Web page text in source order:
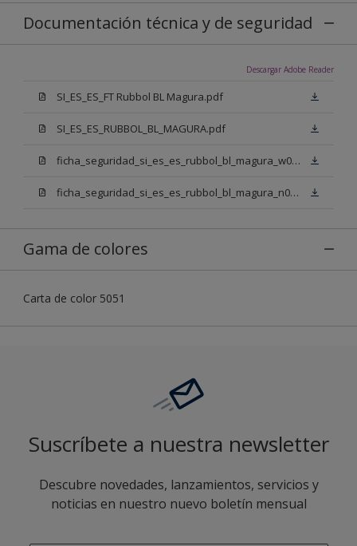
Documentación técnica y de seguridad
Descargar Adobe Reader
SI_ES_ES_FT Rubbol BL Magura.pdf
SI_ES_ES_RUBBOL_BL_MAGURA.pdf
ficha_seguridad_si_es_es_rubbol_bl_magura_w05.pdf
ficha_seguridad_si_es_es_rubbol_bl_magura_n00.pdf
Gama de colores
Carta de color 5051
Suscríbete a nuestra newsletter
Descubre novedades, lanzamientos, servicios y
noticias en nuestro nuevo boletín mensual